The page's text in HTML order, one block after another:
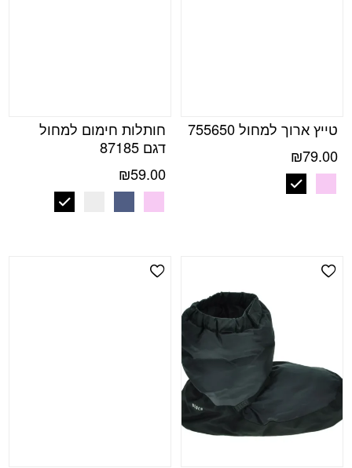
טייץ ארוך למחול 755650
₪79.00
חותלות חימום למחול
דגם 87185
₪59.00
Add Wishlist
Add Wishlist